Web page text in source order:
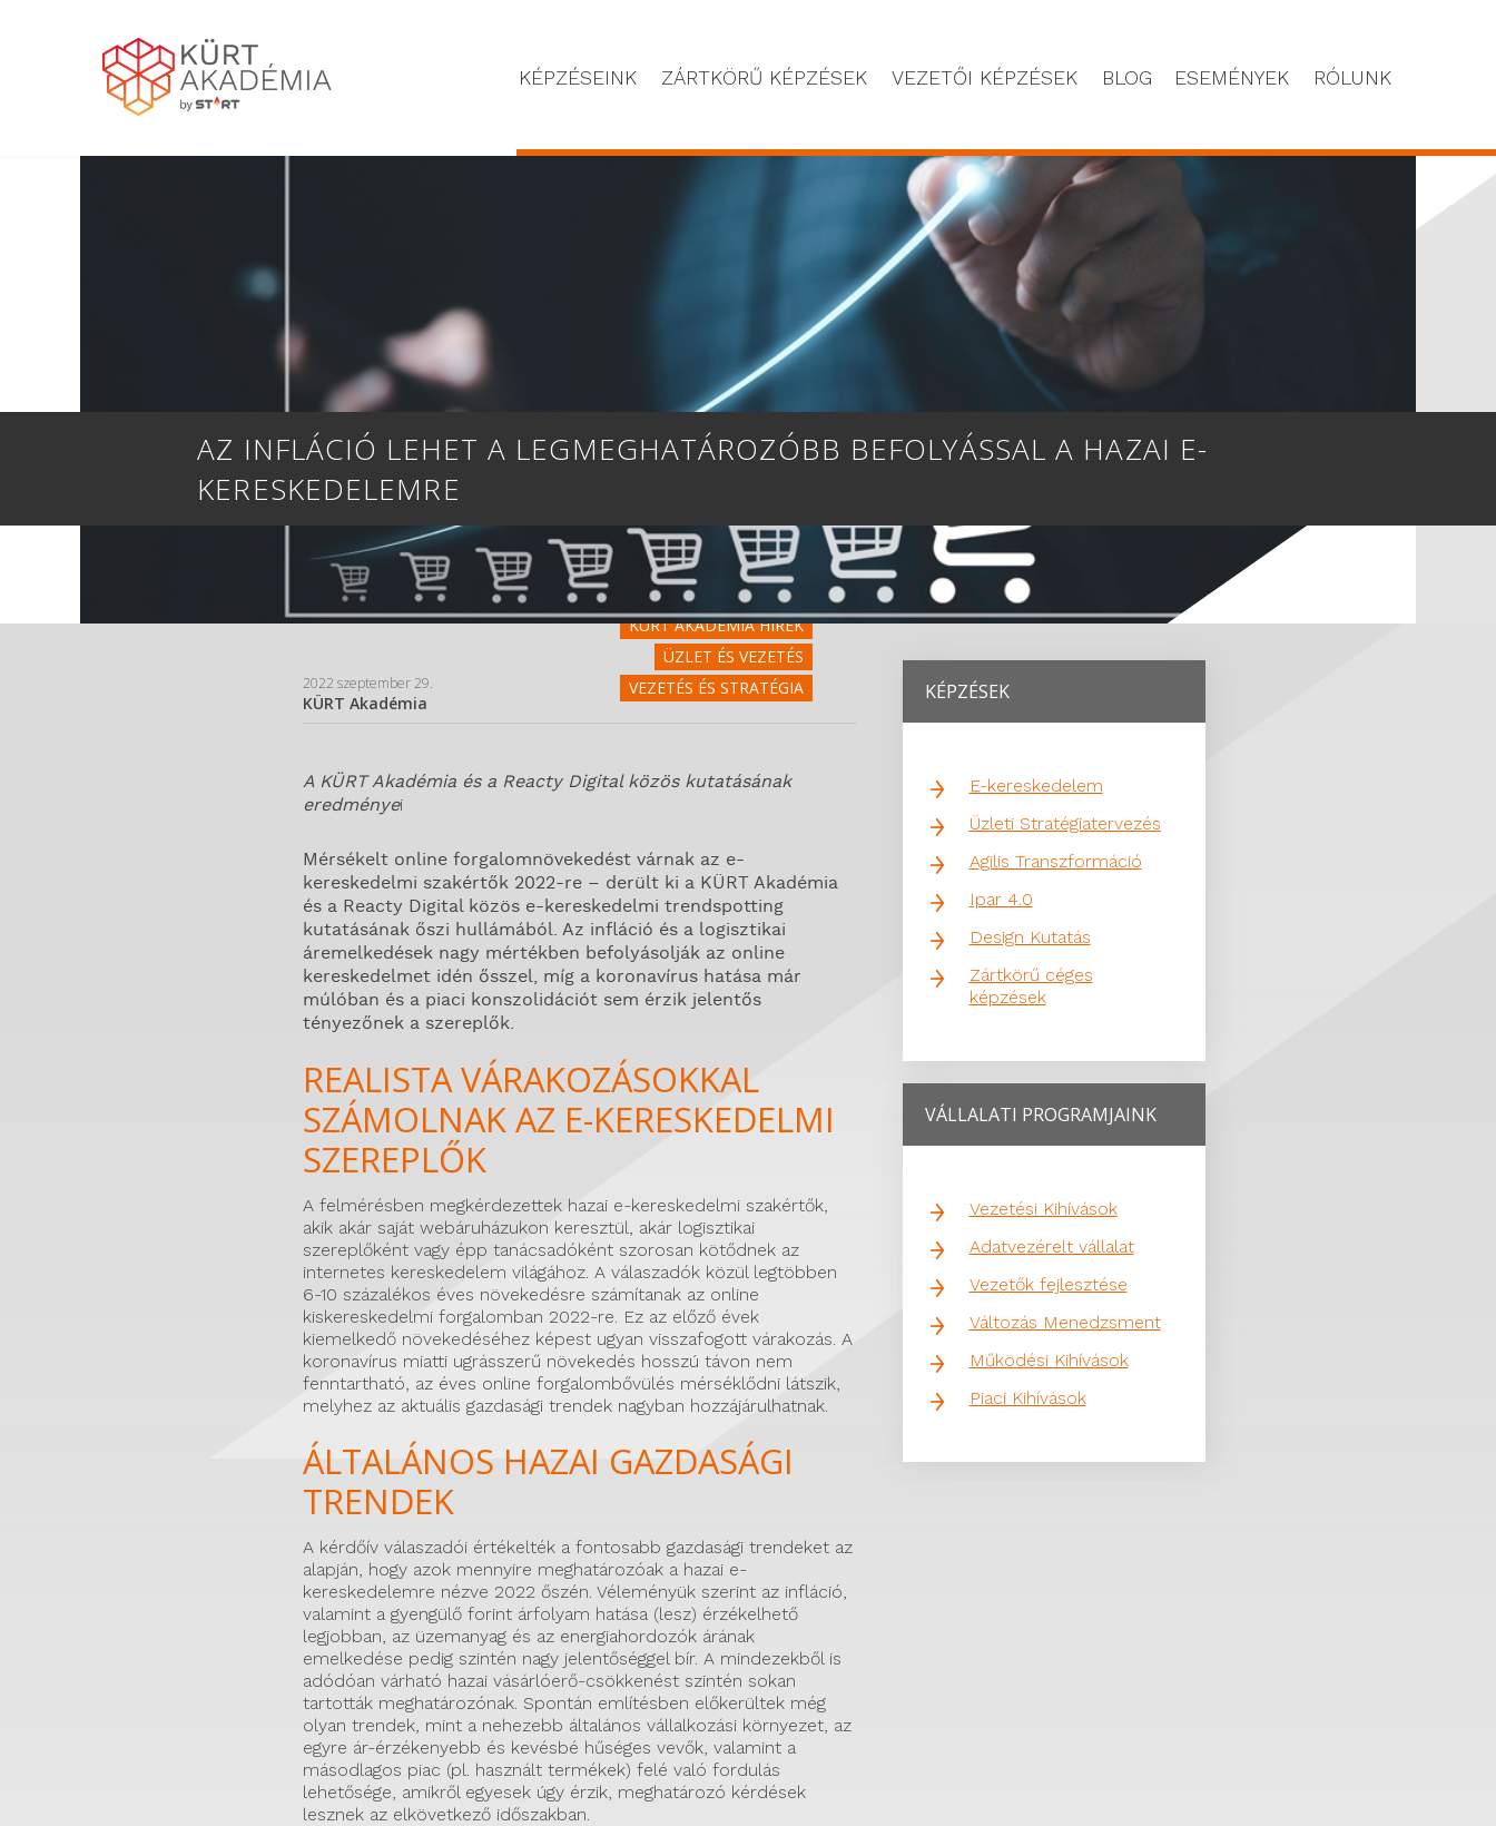
KÉPZÉSEINK ZÁRTKÖRŰ KÉPZÉSEK VEZETŐI KÉPZÉSEK BLOG ESEMÉNYEK RÓLUNK
AZ INFLÁCIÓ LEHET A LEGMEGHATÁROZÓBB BEFOLYÁSSAL A HAZAI E-
KERESKEDELEMRE
2022 szeptember 29.
KÜRT Akadémia
KÜRT AKADÉMIA HÍREK
ÜZLET ÉS VEZETÉS
VEZETÉS ÉS STRATÉGIA
A KÜRT Akadémia és a Reacty Digital közös kutatásának
eredményei
Mérsékelt online forgalomnövekedést várnak az e-
kereskedelmi szakértők 2022-re – derült ki a KÜRT Akadémia
és a Reacty Digital közös e-kereskedelmi trendspotting
kutatásának őszi hullámából. Az infláció és a logisztikai
áremelkedések nagy mértékben befolyásolják az online
kereskedelmet idén ősszel, míg a koronavírus hatása már
múlóban és a piaci konszolidációt sem érzik jelentős
tényezőnek a szereplők.
REALISTA VÁRAKOZÁSOKKAL
SZÁMOLNAK AZ E-KERESKEDELMI
SZEREPLŐK
A felmérésben megkérdezettek hazai e-kereskedelmi szakértők,
akik akár saját webáruházukon keresztül, akár logisztikai
szereplőként vagy épp tanácsadóként szorosan kötődnek az
internetes kereskedelem világához. A válaszadók közül legtöbben
6-10 százalékos éves növekedésre számítanak az online
kiskereskedelmi forgalomban 2022-re. Ez az előző évek
kiemelkedő növekedéséhez képest ugyan visszafogott várakozás. A
koronavírus miatti ugrásszerű növekedés hosszú távon nem
fenntartható, az éves online forgalombővülés mérséklődni látszik,
melyhez az aktuális gazdasági trendek nagyban hozzájárulhatnak.
ÁLTALÁNOS HAZAI GAZDASÁGI
TRENDEK
A kérdőív válaszadói értékelték a fontosabb gazdasági trendeket az
alapján, hogy azok mennyire meghatározóak a hazai e-
kereskedelemre nézve 2022 őszén. Véleményük szerint az infláció,
valamint a gyengülő forint árfolyam hatása (lesz) érzékelhető
legjobban, az üzemanyag és az energiahordozók árának
emelkedése pedig szintén nagy jelentőséggel bír. A mindezekből is
adódóan várható hazai vásárlóerő-csökkenést szintén sokan
tartották meghatározónak. Spontán említésben előkerültek még
olyan trendek, mint a nehezebb általános vállalkozási környezet, az
egyre ár-érzékenyebb és kevésbé hűséges vevők, valamint a
másodlagos piac (pl. használt termékek) felé való fordulás
lehetősége, amikről egyesek úgy érzik, meghatározó kérdések
lesznek az elkövetkező időszakban.
KÉPZÉSEK
E-kereskedelem
Üzleti Stratégiatervezés
Agilis Transzformáció
Ipar 4.0
Design Kutatás
Zártkörű céges
képzések
VÁLLALATI PROGRAMJAINK
Vezetési Kihívások
Adatvezérelt vállalat
Vezetők fejlesztése
Változás Menedzsment
Működési Kihívások
Piaci Kihívások